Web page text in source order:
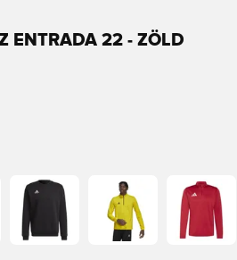
ENTRADA 22 - ZÖLD